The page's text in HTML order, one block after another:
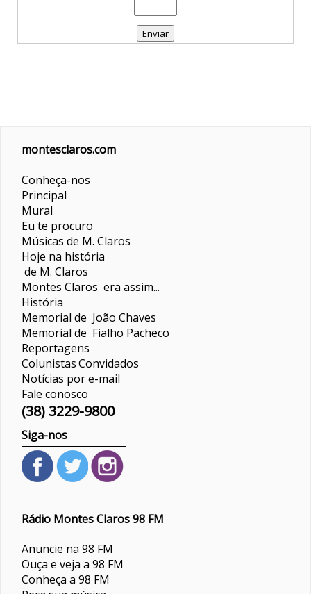
montesclaros.com
Conheça-nos
Principal
Mural
Eu te procuro
Músicas de M. Claros
Hoje na história
de M. Claros
Montes Claros era assim...
História
Memorial de João Chaves
Memorial de Fialho Pacheco
Reportagens
ColunistasConvidados
Notícias por e-mail
Fale conosco
(38) 3229-9800
Siga-nos
Rádio Montes Claros 98 FM
Anuncie na 98 FM
Ouça e veja a 98 FM
Conheça a 98 FM